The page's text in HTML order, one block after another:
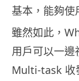
基本，能夠使
雖然如此，
用戶可以一
Multi-task 收